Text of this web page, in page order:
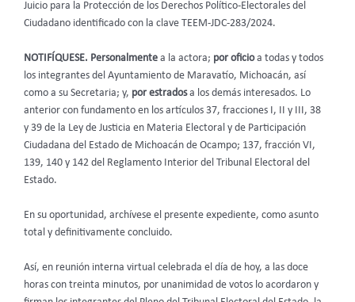
Juicio para la Protección de los Derechos Político-Electorales del
Ciudadano identificado con la clave TEEM-JDC-283/2024.
NOTIFÍQUESE. Personalmente a la actora; por oficioa todas y todos
los integrantes del Ayuntamiento de Maravatío, Michoacán, así
como a su Secretaria; y, por estradosa los demás interesados. Lo
anterior con fundamento en los artículos 37, fracciones I, II y III, 38
y 39 de la Ley de Justicia en Materia Electoral y de Participación
Ciudadana del Estado de Michoacán de Ocampo; 137, fracción VI,
139, 140 y 142 del Reglamento Interior del Tribunal Electoral del
Estado.
En su oportunidad, archívese el presente expediente, como asunto
total y definitivamente concluido.
Así, en reunión interna virtual celebrada el día de hoy, a las doce
horas con treinta minutos, por unanimidad de votos lo acordaron y